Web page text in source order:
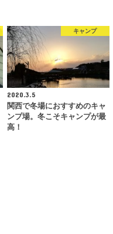
キャンプ
2020.3.5
関西で冬場におすすめのキャ
ンプ場。冬こそキャンプが最
高！